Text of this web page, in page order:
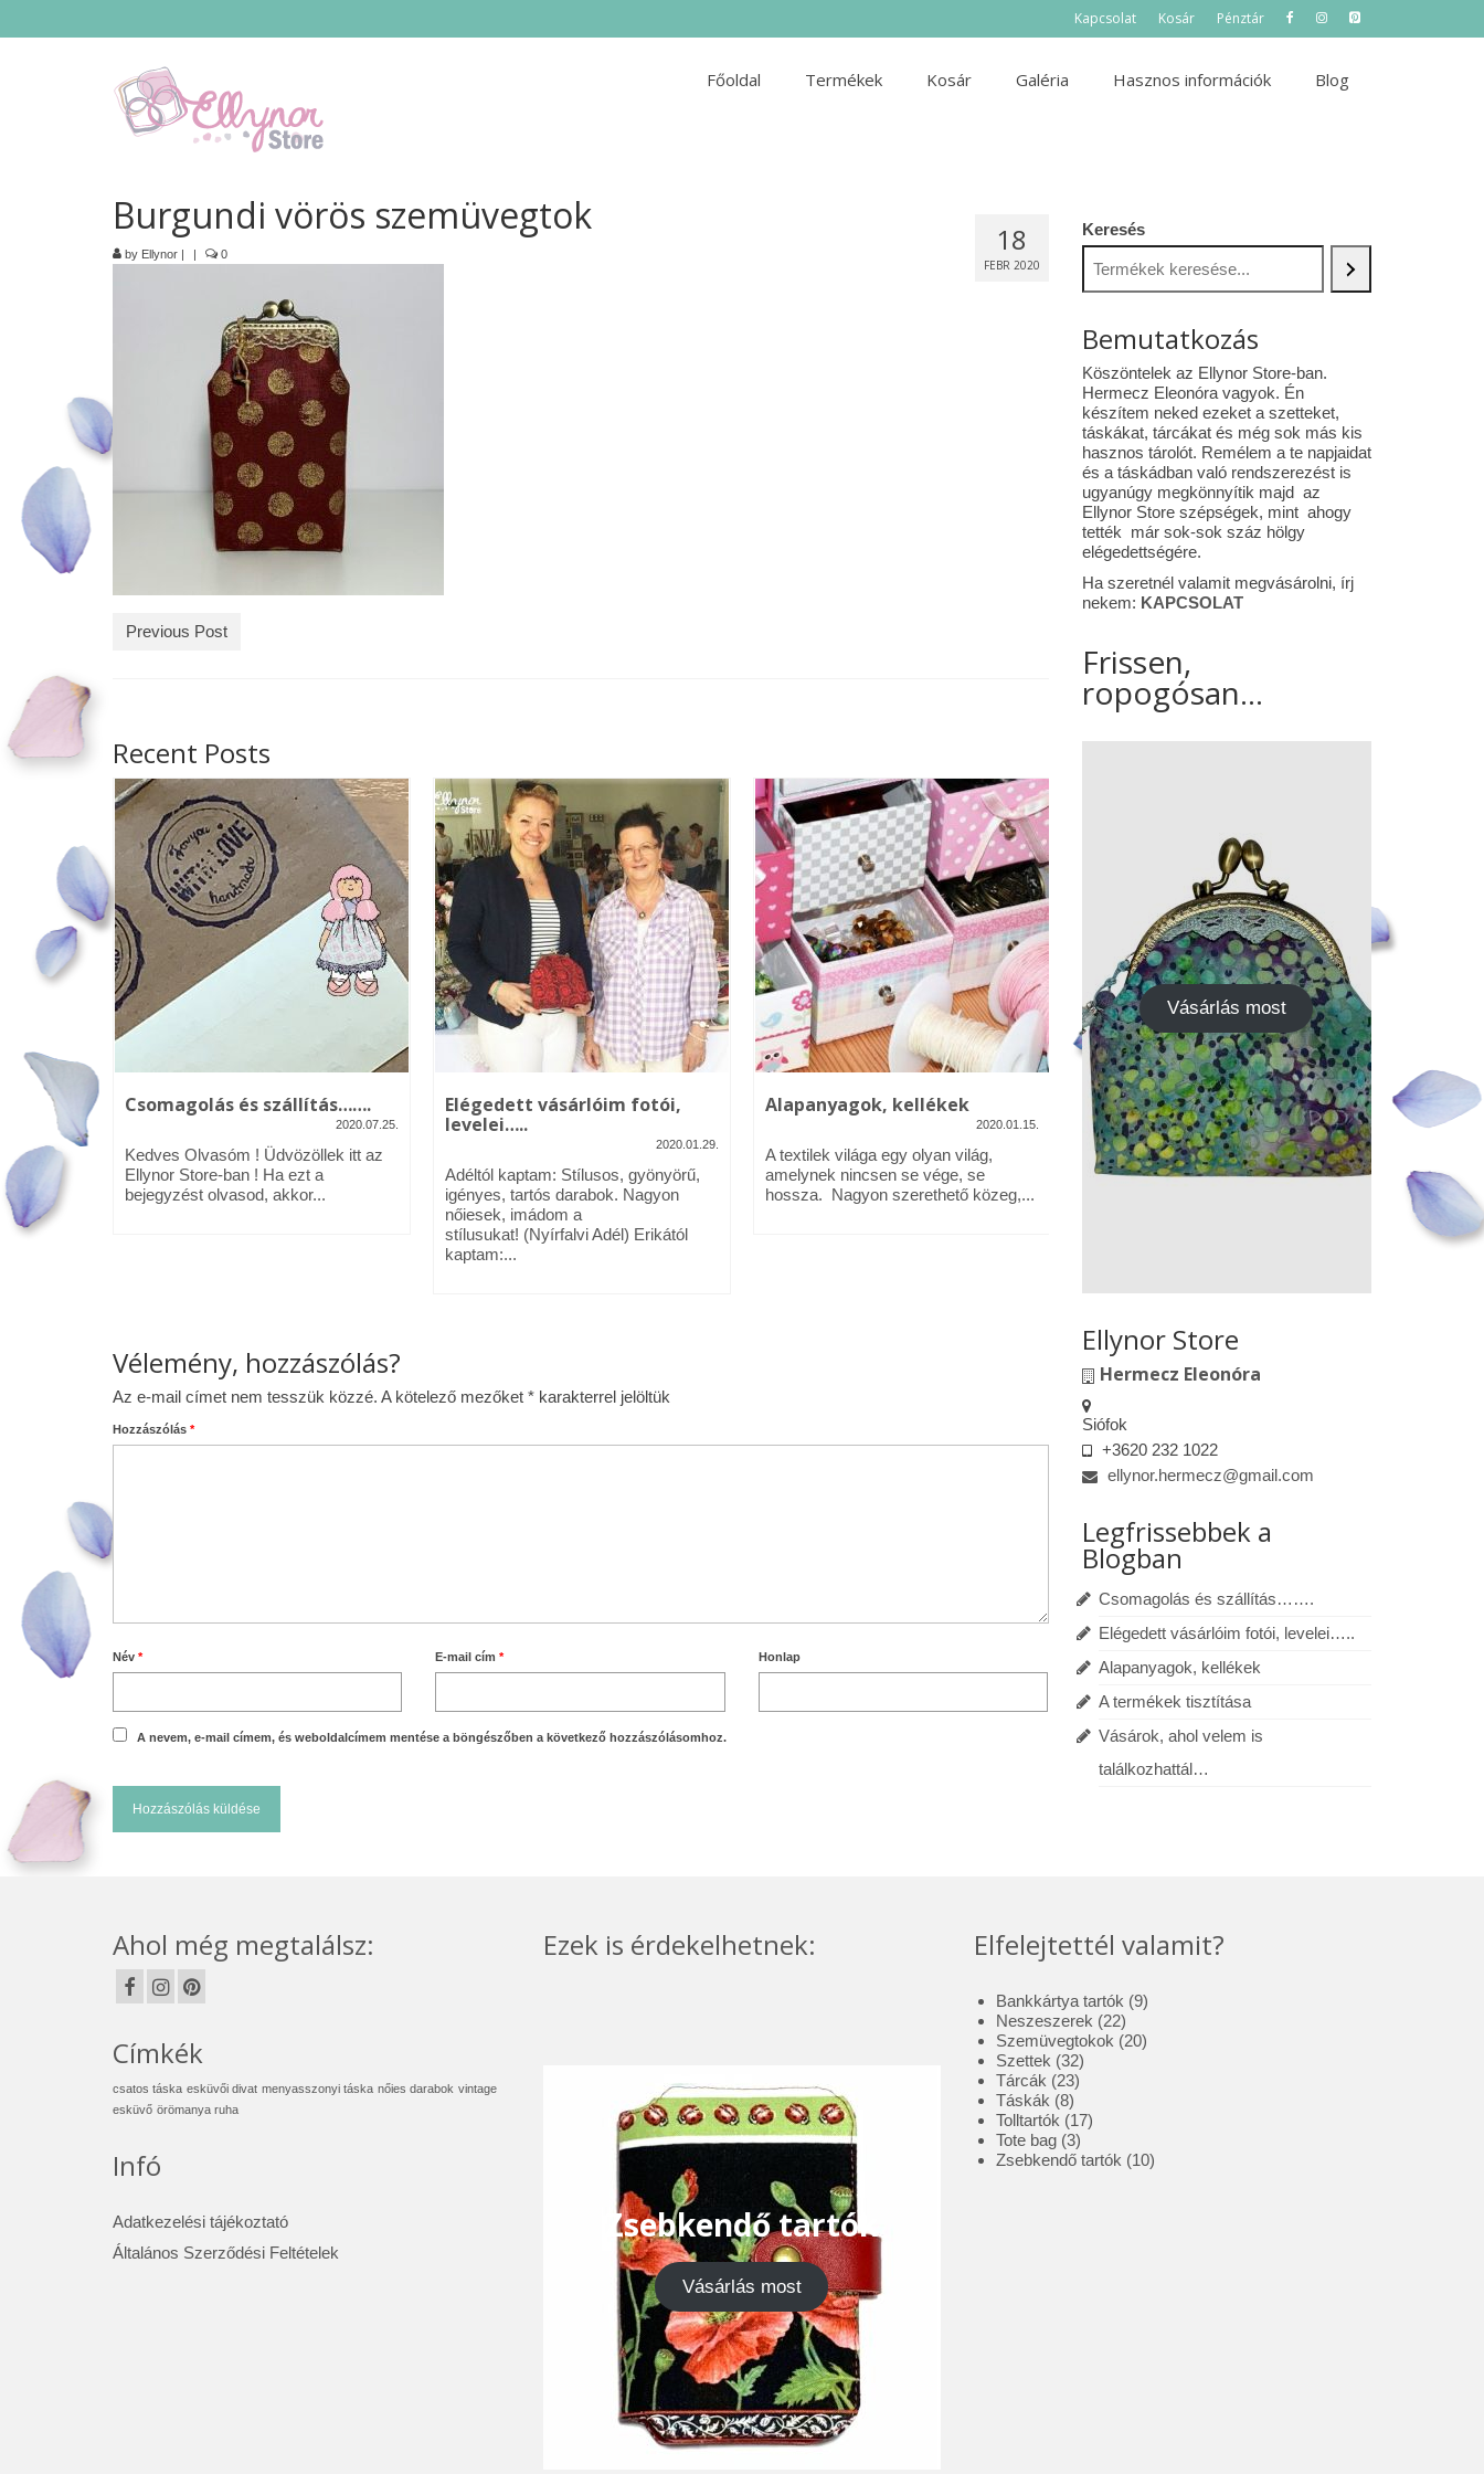
Kapcsolat Kosár Pénztár
Főoldal Termékek Kosár Galéria Hasznos információk Blog
18
FEBR 2020
Burgundi vörös szemüvegtok
by Ellynor | | 0
Previous Post
Recent Posts
– Üdv
2020.01.09.
Ellynor
Csomagolás és szállítás…….
2020.07.25.
Kedves Olvasóm ! Üdvözöllek itt az
Ellynor Store-ban ! Ha ezt a
bejegyzést olvasod, akkor...
Elégedett vásárlóim fotói,
levelei…..
2020.01.29.
Adéltól kaptam: Stílusos, gyönyörű,
igényes, tartós darabok. Nagyon
nőiesek, imádom a
stílusukat! (Nyírfalvi Adél) Erikától
kaptam:...
Alapanyagok, kellékek
2020.01.15.
A textilek világa egy olyan világ,
amelynek nincsen se vége, se
hossza. Nagyon szerethető közeg,...
A termékek tisztítása
2020.01.13.
Alapanyagok: Tilda pamutvászon,
designer pamutvászon, lenvászon,
Kedves
Vélemény, hozzászólás?
Az e-mail címet nem tesszük közzé. A kötelező mezőket * karakterrel jelöltük
Hozzászólás *
Név * E-mail cím* Honlap
A nevem, e-mail címem, és weboldalcímem mentése a böngészőben a következő hozzászólásomhoz.
Keresés
Bemutatkozás
Köszöntelek az Ellynor Store-ban.
Hermecz Eleonóra vagyok. Én
készítem neked ezeket a szetteket,
táskákat, tárcákat és még sok más kis
hasznos tárolót. Remélem a te napjaidat
és a táskádban való rendszerezést is
ugyanúgy megkönnyítik majd az
Ellynor Store szépségek, mint ahogy
tették már sok-sok száz hölgy
elégedettségére.
Ha szeretnél valamit megvásárolni, írj
nekem: KAPCSOLAT
Frissen,
ropogósan...
Vásárlás most
Ellynor Store
Hermecz Eleonóra
Siófok
+3620 232 1022
ellynor.hermecz@gmail.com
Legfrissebbek a
Blogban
Csomagolás és szállítás…….
Elégedett vásárlóim fotói, levelei…..
Alapanyagok, kellékek
A termékek tisztítása
Vásárok, ahol velem is
találkozhattál…
Ahol még megtalálsz:
Címkék
csatos táska esküvői divat menyasszonyi táska nőies darabok vintage
esküvő örömanya ruha
Infó
Adatkezelési tájékoztató
Általános Szerződési Feltételek
Ezek is érdekelhetnek:
Zsebkendő tartók
Vásárlás most
Elfelejtettél valamit?
Bankkártya tartók 99
Neszeszerek 2222
termék
Szemüvegtokok 2020
Szettek 3232
termék
Tárcák 2323
termék
Táskák 88
termék
Tolltartók 1717
Tote bag 33
termék
Zsebkendő tartók 1010